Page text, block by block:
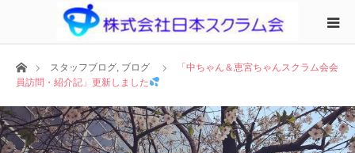
ホームスタッフブログ, ブログ
「中ちゃん＆恵宮ちゃんスクラム会会
員訪問・紹介記」更新しました